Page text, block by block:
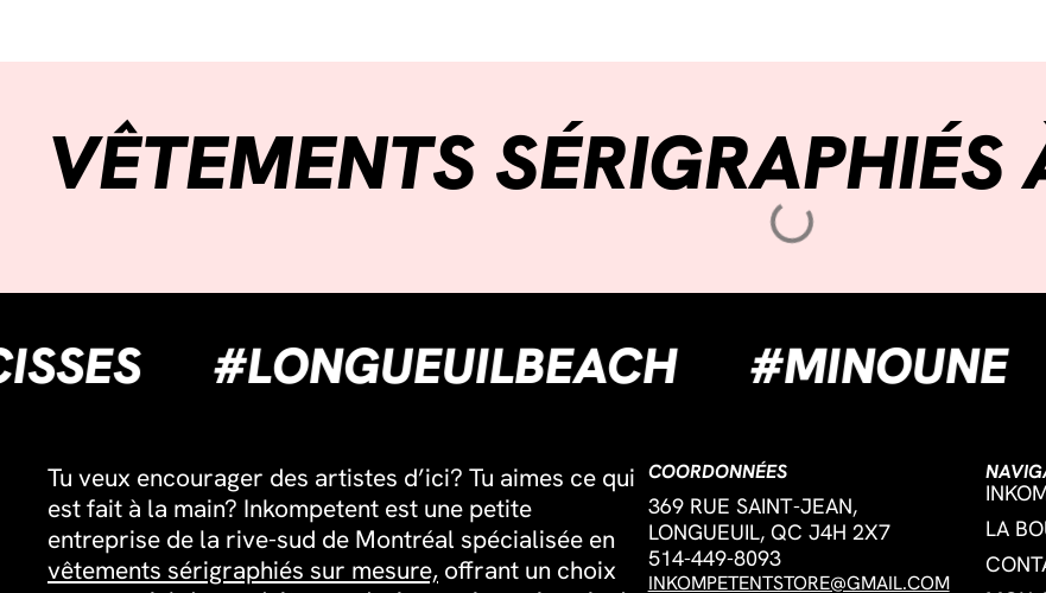
VÊTEMENTS SÉRIGRAPHIÉS
#LONGUEUILBEACH
Tu veux encourager des artistes d’ici? Tu aimes ce qui
est fait à la main? Inkompetent est une petite
entreprise de la rive-sud de Montréal spécialisée en
vêtements sérigraphiés sur mesure, offrant un choix
COORDONNÉES
369 RUE SAINT-JEAN,
LONGUEUIL, QC J4H 2X7
514-449-8093
INKOMPETENTSTORE@GMAIL.COM
LA